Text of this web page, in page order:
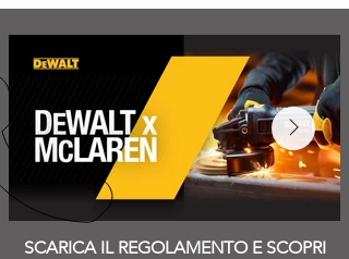
SCARICA IL REGOLAMENTO E SCOPRI